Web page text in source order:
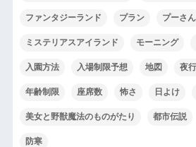
ファンタジーランド プラン プーさん
ミステリアスアイランド モーニング
入園方法 入場制限予想 地図 夜
年齢制限 座席数 怖さ 日よけ
美女と野獣魔法のものがたり 都市伝説
防寒